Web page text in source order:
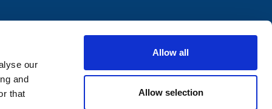
our
and
that
Allow all
Allow selection